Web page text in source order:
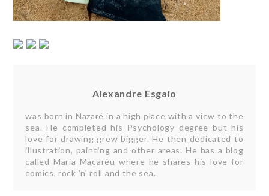
Alexandre Esgaio
was born in Nazaré in a high place with a view to the
sea. He completed his Psychology degree but his
love for drawing grew bigger. He then dedicated to
illustration, painting and other areas. He has a blog
called Maria Macaréu where he shares his love for
comics, rock 'n' roll and the sea.